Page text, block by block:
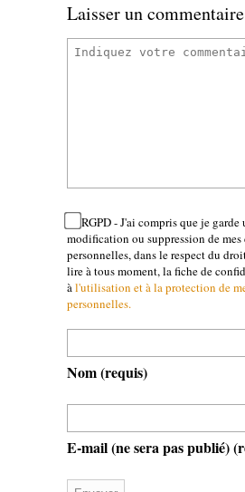
Laisser un commentaire
RGPD - J'ai compris que je
modification ou suppression de mes
personnelles, dans le respect du
lire à tous moment, la fiche de
àl'utilisation et à la protection de
personnelles.
Nom(requis)
E-mail (ne sera pas publié)